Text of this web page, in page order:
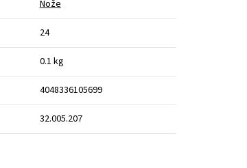
Nože
24
0.1 kg
4048336105699
32.005.207